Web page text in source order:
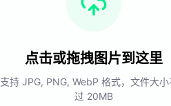
点击或拖拽图片到这里
支持 JPG, PNG, WebP 格式，文件大小
过 20MB